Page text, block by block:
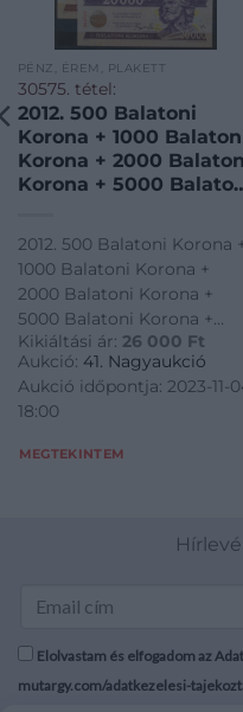
PÉNZ, ÉREM, PLAKETT
30575. tétel:
2012. 500 Balatoni
Korona + 1000
Korona + 2000
Korona + 5000
20.000 Balatoni Korona
mind azonos „004727”
sorszámmal. Teljes sor!
T:UNC / Hungary 2012.
500 Balatoni Korona +
1000 Balatoni Korona
2012. 500 Balatoni Korona
1000 Balatoni Korona +
2000 Balatoni Korona +
5000 Balatoni Korona +
10.000 Balatoni Korona +
20.000 Balatoni Korona
mind azonos "004727"
sorszámmal. Teljes sor!
Kikiáltási ár: 26 000 Ft
Aukció: 41. Nagyaukció
Aukció időpontja: 2023-11-
18:00
MEGTEKINTEM
Elolvastam és elfogadom az
mutargy.com/adatkezelesi-